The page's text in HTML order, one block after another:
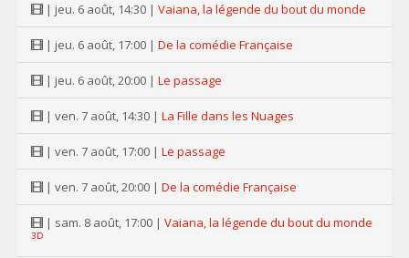
| jeu. 6 août, 14:30 | Vaiana, la légende du bout du monde
| jeu. 6 août, 17:00 | De la comédie Française
| jeu. 6 août, 20:00 | Le passage
| ven. 7 août, 14:30 | La Fille dans les Nuages
| ven. 7 août, 17:00 | Le passage
| ven. 7 août, 20:00 | De la comédie Française
| sam. 8 août, 17:00 | Vaiana, la légende du bout du monde
3D